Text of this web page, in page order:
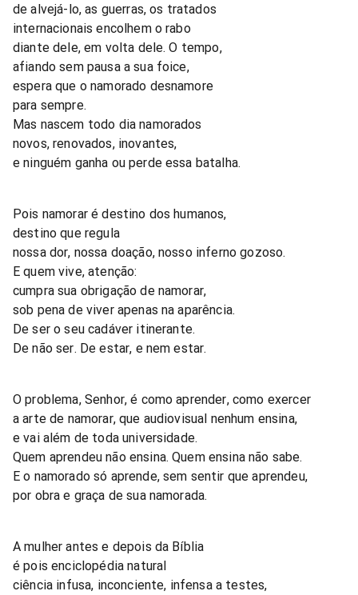
de alvejá-lo, as guerras, os tratados
internacionais encolhem o rabo
diante dele, em volta dele. O tempo,
afiando sem pausa a sua foice,
espera que o namorado desnamore
para sempre.
Mas nascem todo dia namorados
novos, renovados, inovantes,
e ninguém ganha ou perde essa batalha.
Pois namorar é destino dos humanos,
destino que regula
nossa dor, nossa doação, nosso inferno gozoso.
E quem vive, atenção:
cumpra sua obrigação de namorar,
sob pena de viver apenas na aparência.
De ser o seu cadáver itinerante.
De não ser. De estar, e nem estar.
O problema, Senhor, é como aprender, como exercer
a arte de namorar, que audiovisual nenhum ensina,
e vai além de toda universidade.
Quem aprendeu não ensina. Quem ensina não sabe.
E o namorado só aprende, sem sentir que aprendeu,
por obra e graça de sua namorada.
A mulher antes e depois da Bíblia
é pois enciclopédia natural
ciência infusa, inconciente, infensa a testes,